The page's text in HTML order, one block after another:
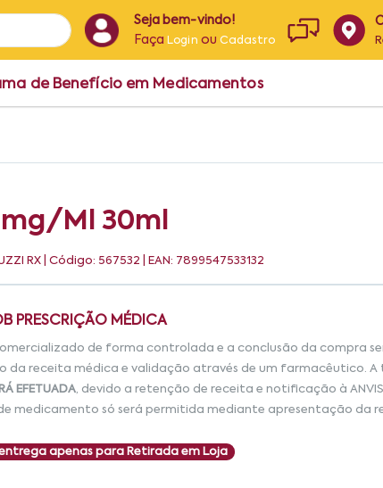
Seja bem-vindo!
Faça Login ouCadastro
de Benefício em Medicamentos
ml 30ml
RX | Código: 567532 | EAN: 7899547533132
PRESCRIÇÃO MÉDICA
de forma controlada e a conclusão da compra
da receita médica e validação através de um farmacêutico. A
EFETUADA, devido a retenção de receita e notificação à
medicamento só será permitida mediante apresentação da
apenas para Retirada em Loja